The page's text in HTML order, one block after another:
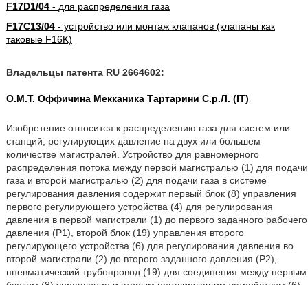
F17D1/04- для распределения газа
F17C13/04- устройство или монтаж клапанов (клапаны как
таковые F16K)
Владельцы патента RU 2664602:
О.М.Т. Оффичина Мекканика Тартарини С.р.Л. (IT)
Изобретение относится к распределению газа для систем или
станций, регулирующих давление на двух или большем
количестве магистралей. Устройство для равномерного
распределения потока между первой магистралью (1) для подачи
газа и второй магистралью (2) для подачи газа в системе
регулирования давления содержит первый блок (8) управления
первого регулирующего устройства (4) для регулирования
давления в первой магистрали (1) до первого заданного рабочего
давления (Р1), второй блок (19) управления второго
регулирующего устройства (6) для регулирования давления во
второй магистрали (2) до второго заданного давления (Р2),
пневматический трубопровод (19) для соединения между первым